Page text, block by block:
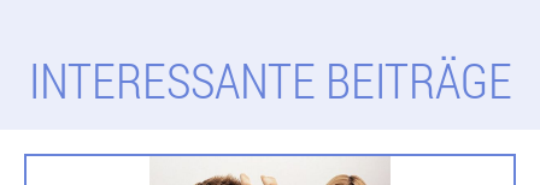
INTERESSANTE BEITRÄGE